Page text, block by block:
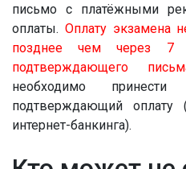
письмо с платёжными
оплаты. Оплату экзамена
позднее чем через 7
подтверждающего
необходимо
подтверждающий оплату
интернет-банкинга).